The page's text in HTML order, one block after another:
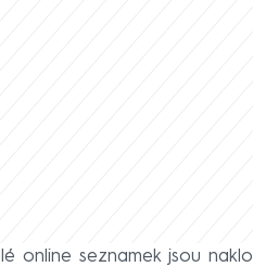
online seznamek jsou